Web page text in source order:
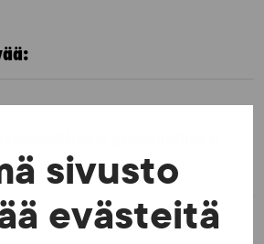
sivusto
evästeitä